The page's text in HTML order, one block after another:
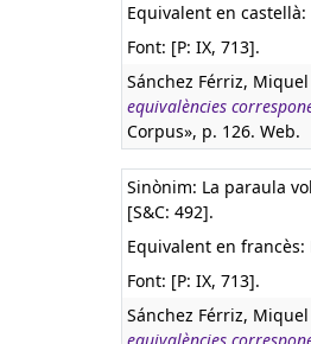
Equivalent en castellà:
Font: [P: IX, 713].
Sánchez Férriz,
equivalències
Corpus», p. 126. Web.
Sinònim: La paraula
[S&C: 492].
Equivalent en francès:
Font: [P: IX, 713].
Sánchez Férriz,